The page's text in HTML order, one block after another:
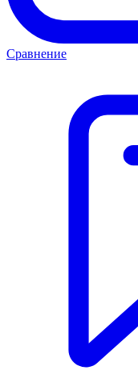
Сравнение